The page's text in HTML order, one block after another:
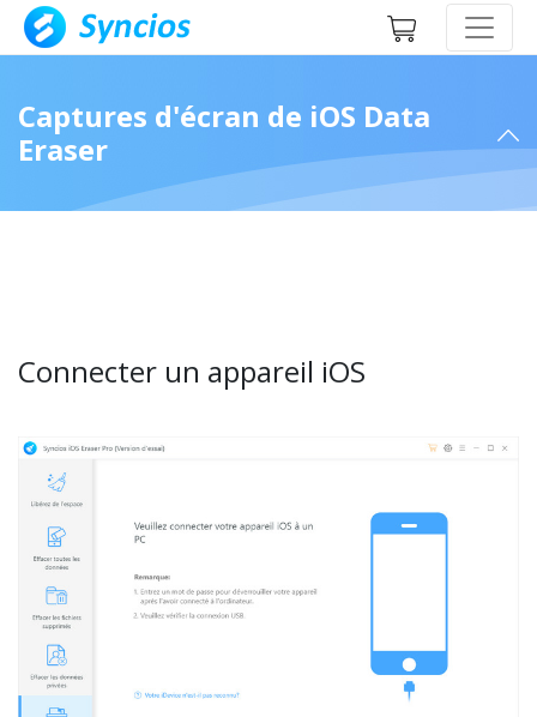
Captures d'écran de iOS Data
Eraser
Connecter un appareil iOS